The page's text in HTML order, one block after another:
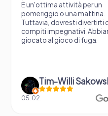
È un'ottima attività per un
pomeriggio o una mattina.
Tuttavia, dovresti divertirti
compiti impegnativi.
giocato al gioco di fuga.
Tim-Willi
05.02.